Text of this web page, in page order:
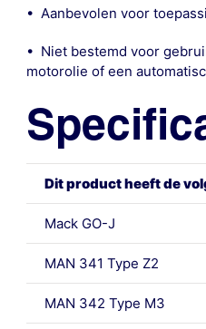
• Aanbevolen voor
• Niet bestemd voor
motorolie of een
Dit product heeft de
Mack GO-J
MAN 341 Type Z2
MAN 342 Type M3